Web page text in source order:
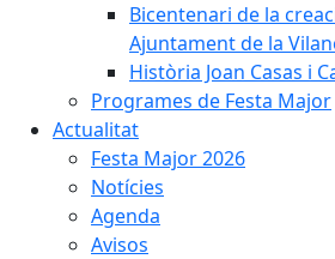
Bicentenari de la
Ajuntament de la
Història Joan Casas i
Programes de Festa Major
Actualitat
Festa Major 2026
Notícies
Agenda
Avisos